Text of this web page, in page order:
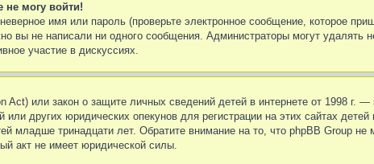
не могу войти!
имя или пароль (проверьте электронное сообщение, которое
вы не написали ни одного сообщения. Администраторы могут
участие в дискуссиях.
Act) или закон о защите личных сведений детей в интернете от 1998
других юридических опекунов для регистрации на этих сайтах
младше тринадцати лет. Обратите внимание на то, что phpBB Group
акт не имеет юридической силы.